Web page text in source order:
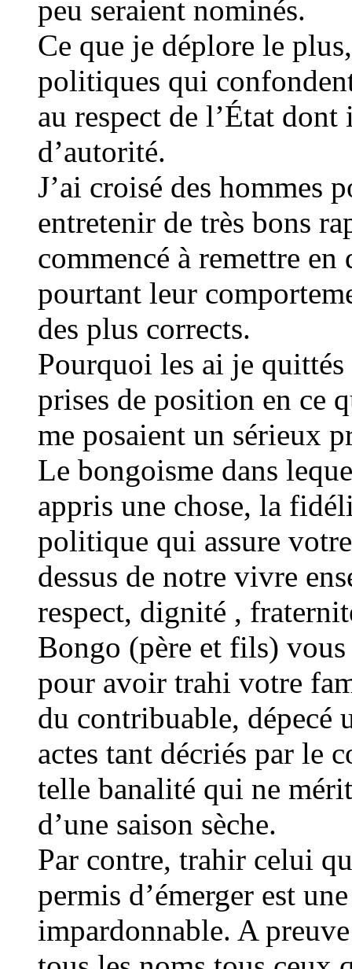
peu seraient nominés.
Ce que je déplore le
politiques qui
au respect de l’État
d’autorité.
J’ai croisé des hommes
entretenir de très bons
commencé à remettre
pourtant leur
des plus corrects.
Pourquoi les ai je quittés
prises de position en ce
me posaient un sérieux
Le bongoisme dans
appris une chose, la
politique qui assure
dessus de notre vivre
respect, dignité ,
Bongo (père et fils)
pour avoir trahi votre
du contribuable, dépecé
actes tant décriés par le
telle banalité qui ne
d’une saison sèche.
Par contre, trahir celui
permis d’émerger est
impardonnable. A